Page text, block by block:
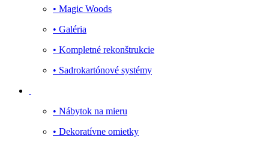
• Magic Woods
• Galéria
• Kompletné rekonštrukcie
• Sadrokartónové systémy
• Nábytok na mieru
• Dekoratívne omietky